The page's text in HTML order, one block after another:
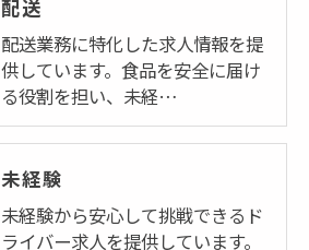
配送
配送業務に特化した求人情報を提
供しています。食品を安全に届け
る役割を担い、未経…
未経験
未経験から安心して挑戦できるド
ライバー求人を提供しています。